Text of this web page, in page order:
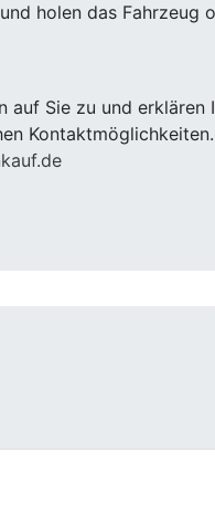
holen das Fahrzeug
auf Sie zu und
Kontaktmöglichkeiten.